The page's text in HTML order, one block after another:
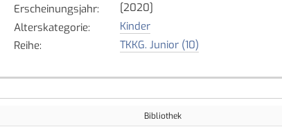
Erscheinungsjahr:
[2020]
Alterskategorie:
Kinder
Reihe: TKKG. Junior (10)
Bibliothek